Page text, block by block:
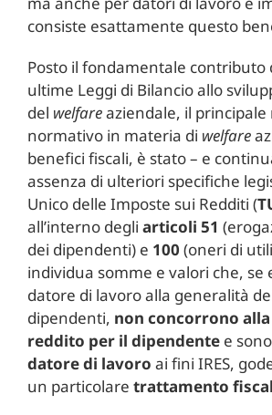
consiste esattamente questo
Posto il fondamentale contributo
ultime Leggi di Bilancio allo
del welfareaziendale, il
normativo in materia di welfare
benefici fiscali, è stato – e
assenza di ulteriori specifiche
Unico delle Imposte sui Redditi (
all’interno degli articoli 51
dei dipendenti) e 100 (oneri di
individua somme e valori che, se
datore di lavoro alla generalità
dipendenti, non concorrono
reddito per il dipendentee sono
datore di lavoro ai fini IRES,
un particolare trattamento